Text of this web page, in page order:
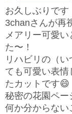
お久しぶりです
3chanさんが再
メアリー可愛
た〜！
リハビリの（
ても可愛い表
たカットです😄
秘密の花園ペー
何か分からない